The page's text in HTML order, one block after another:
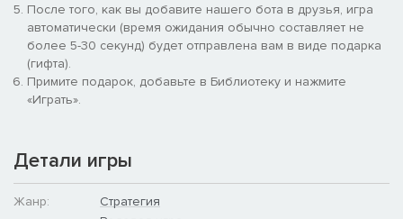
объекты, чтобы поражать цели вне линии огня. Это даст
вам преимущество в бою и простор для тактики.
40 видов оружия, основанных на исторических прототипах.
К вашим услугам выбор дробовиков, ружей, пистолетов и
снайперских винтовок в духе эпохи.
Цифровое коллекционное издание Hard West включает
концепт-арты (Digital Artbook), оригинальный комикс (Original
Digital Comic Book) и полный саундтрек (Full Original Digital
Soundtrack), созданный и записанный композитором Marcin
После того, как вы добавите нашего бота в друзья, игра
автоматически (время ожидания обычно составляет не
более 5-30 секунд) будет отправлена вам в виде подарка
(гифта).
Примите подарок, добавьте в Библиотеку и нажмите
«Играть».
Детали игры
Жанр:
Стратегия